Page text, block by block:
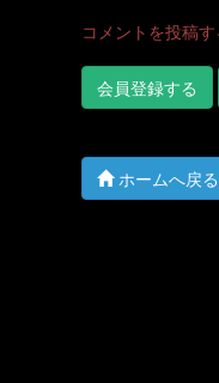
コメントを投稿
会員登録する
ホームへ戻る